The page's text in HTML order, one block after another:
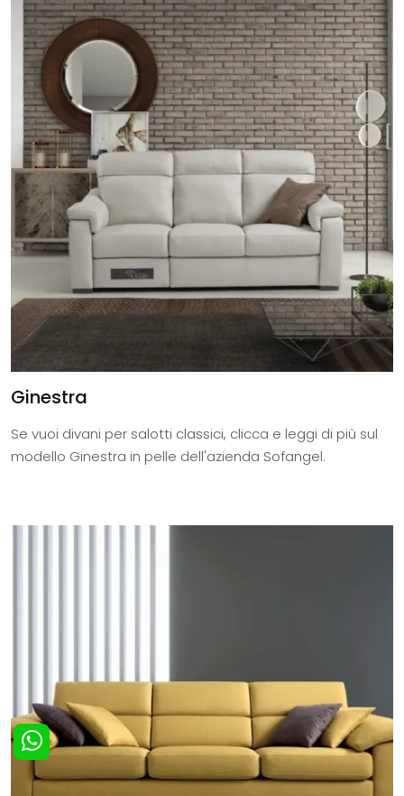
Ginestra
Se vuoi divani per salotti classici, clicca e leggi di più sul
modello Ginestra in pelle dell'azienda Sofangel.